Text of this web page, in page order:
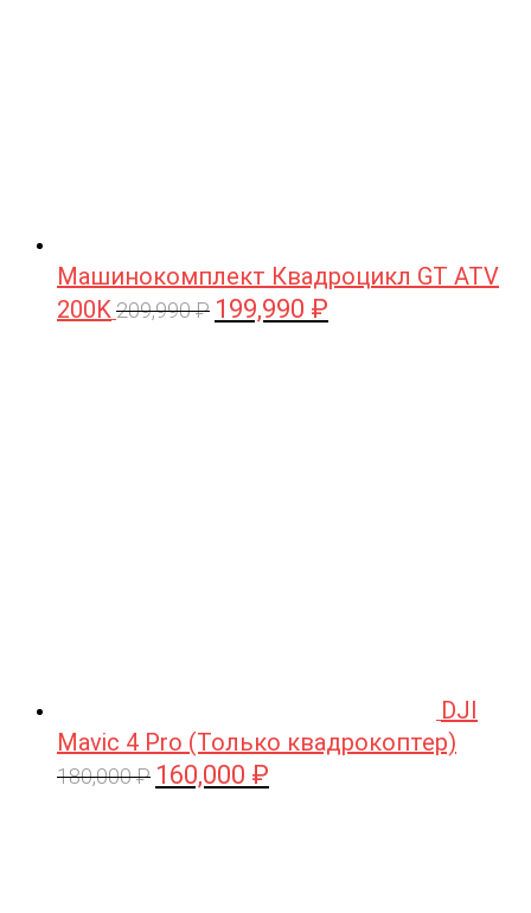
Машинокомплект Квадроцикл GT ATV
200K 209,990₽ Первоначальная
199,990 ₽
DJI
Mavic 4 Pro (Только квадрокоптер)
180,000₽ Первоначальная
160,000 ₽